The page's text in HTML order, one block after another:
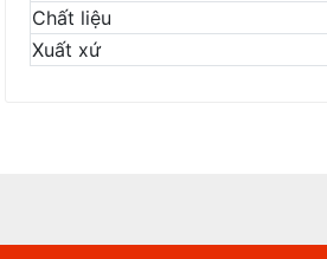
Chất liệu
Xuất xứ